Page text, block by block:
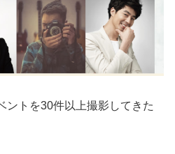
ントを30件以上撮影してきた